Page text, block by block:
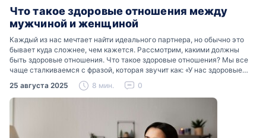
Что такое здоровые отношения между
мужчиной и женщиной
Каждый из нас мечтает найти идеального партнера, но обычно это
бывает куда сложнее, чем кажется. Рассмотрим, какими должны
быть здоровые отношения. Что такое здоровые отношения? Мы все
чаще сталкиваемся с фразой, которая звучит как: «У нас здоровые
отношения». Что именно подразумевается…
25 августа 2025 8 мин. 0